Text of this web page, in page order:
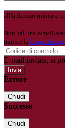
all'indirizzo indicato
Non hai una e-mail
tramite la Login
E-mail inviata, si
Errore
Chiudi
Successo
Chiudi